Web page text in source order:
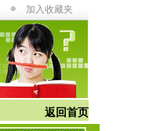
加入收藏夹
返回首页